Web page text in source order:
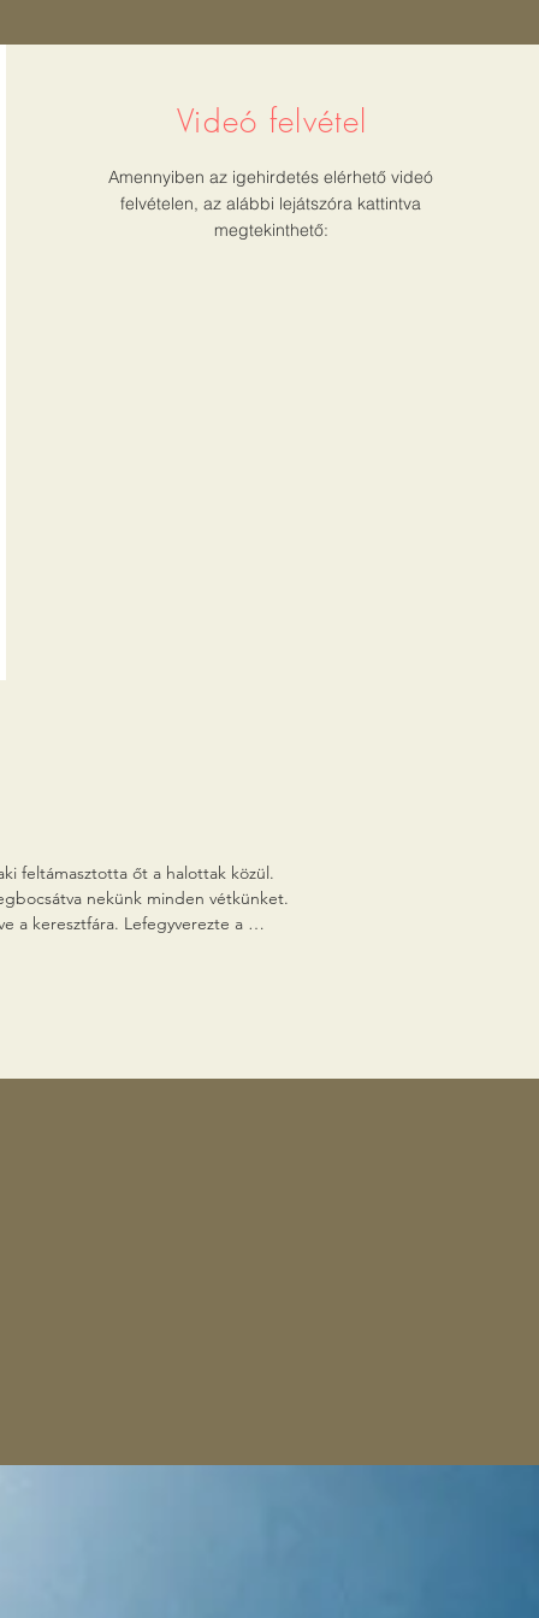
Videó felvétel
Amennyiben az igehirdetés elérhető videó
felvételen, az alábbi lejátszóra kattintva
megtekinthető:
feltámasztotta őt a halottak közül.
nekünk minden vétkünket.
a keresztfára. Lefegyverezte a